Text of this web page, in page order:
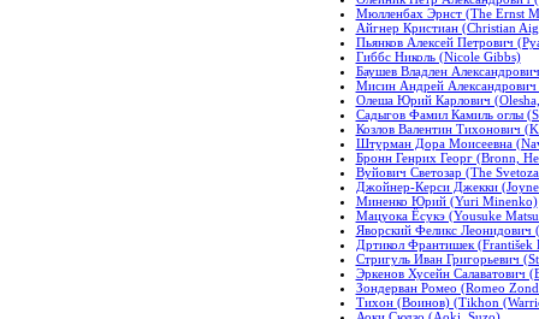
Мюлленбах Эрнст (The Ernst
Айгнер Кристиан (Christian
Пьянков Алексей Петрович
Гиббс Николь (Nicole Gibbs)
Баушев Владлен
Мисин Андрей
Олеша Юрий Карлович
Садыгов Фамил Камиль оглы
Козлов Валентин Тихонович
Штурман Дора Моисеевна
Бронн Генрих Георг (Bronn,
Вуйович Светозар (The
Джойнер-Керси Джекки
Миненко Юрий (Yuri Minenko)
Мацуока Ёсукэ (Yousuke
Яворский Феликс Леонидович
Дртикол Франтишек (František
Стригуль Иван Григорьевич
Эркенов Хусейн Салаватович
Зондерван Ромео (Romeo
Тихон (Воинов) (Tikhon